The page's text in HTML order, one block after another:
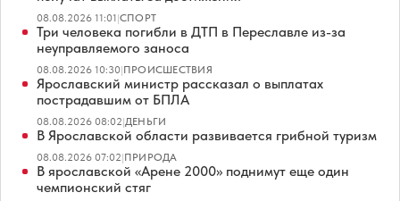
08.08.2026 11:01|СПОРТ
Три человека погибли в ДТП в Переславле из-за
неуправляемого заноса
08.08.2026 10:30|ПРОИСШЕСТВИЯ
Ярославский министр рассказал о выплатах
пострадавшим от БПЛА
08.08.2026 08:02|ДЕНЬГИ
В Ярославской области развивается грибной туризм
08.08.2026 07:02|ПРИРОДА
В ярославской «Арене 2000» поднимут еще один
чемпионский стяг